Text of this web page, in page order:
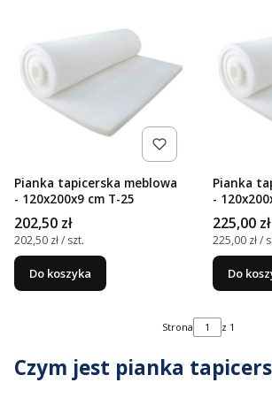
Pianka tapicerska meblowa
- 120x200x9 cm T-25
Cena
202,50 zł
Cena jednostkowa
202,50 zł / szt.
Do koszyka
Pianka
-
Cena
225,00 zł
Cena
225,00 zł /
Do
Strona z 1
Czym jest pianka